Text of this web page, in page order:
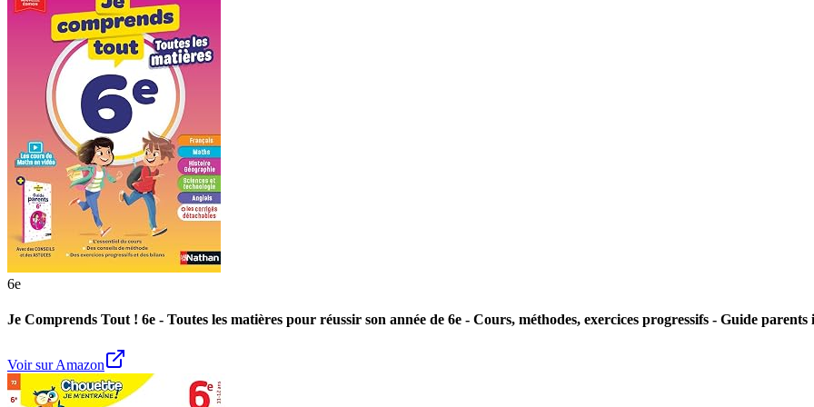
6e
Je Comprends Tout ! 6e - Toutes les matières pour réussir son année de 6e - Cours, méthodes, exercices progressifs - Guide parents
Voir sur Amazon